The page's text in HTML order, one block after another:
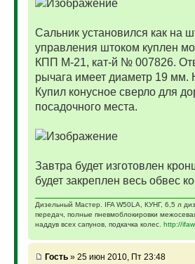
Сальник установился как на
управления штоком куплен
КПП М-21, кат-й № 007826.
рычага имеет диаметр 19
Купил конусное сверло для
посадочного места.
Завтра будет изготовлен
будет закреплен весь обвес
Дизельный Мастер. IFA W50LA, КУНГ, 6,5 л
передач, полные пневмоблокировки
наддув всех сапунов, подкачка колес. http://
Гость» 25 июн 2010, Пт 23:48